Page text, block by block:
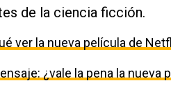
de la ciencia ficción.
ver la nueva película de
¿vale la pena la nueva